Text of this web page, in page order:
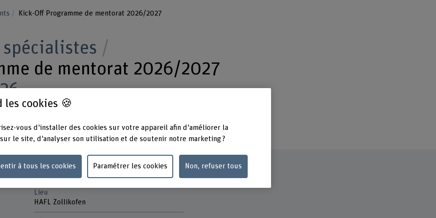
Kick-Off Programme de mentorat 2026/2027
spécialistes
de mentorat 2026/2027
21h – HAFL Zollikofen
Lieu
HAFL Zollikofen
les cookies 🍪
vous d'installer des cookies sur votre appareil afin d'améliorer la
le site, d'analyser son utilisation et de soutenir notre marketing ?
à tous les cookies Paramétrer les cookies Non, refuser tous